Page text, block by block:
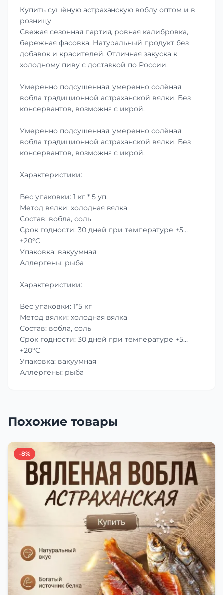
Купить сушёную астраханскую воблу оптом и в
розницу
Свежая сезонная партия, ровная калибровка,
бережная фасовка. Натуральный продукт без
добавок и красителей. Отличная закуска к
холодному пиву с доставкой по России.
Умеренно подсушенная, умеренно солёная
вобла традиционной астраханской вялки. Без
консервантов, возможна с икрой.
Умеренно подсушенная, умеренно солёная
вобла традиционной астраханской вялки. Без
консервантов, возможна с икрой.
Характеристики:
Вес упаковки: 1 кг * 5 уп.
Метод вялки: холодная вялка
Состав: вобла, соль
Срок годности: 30 дней при температуре +5…
+20°C
Упаковка: вакуумная
Аллергены: рыба
Характеристики:
Вес упаковки: 1*5 кг
Метод вялки: холодная вялка
Состав: вобла, соль
Срок годности: 30 дней при температуре +5…
+20°C
Упаковка: вакуумная
Аллергены: рыба
Похожие товары
-8%